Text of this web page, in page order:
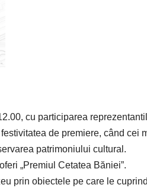
cu participarea
de premiere, când cei
patrimoniului cultural.
„Premiul Cetatea Băniei”.
prin obiectele pe care le